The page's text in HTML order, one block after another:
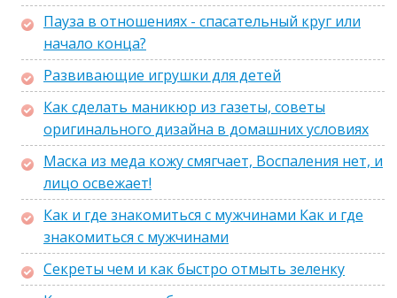
Пауза в отношениях - спасательный круг или
начало конца?
Развивающие игрушки для детей
Как сделать маникюр из газеты, советы
оригинального дизайна в домашних условиях
Маска из меда кожу смягчает, Воспаления нет, и
лицо освежает!
Как и где знакомиться с мужчинами Как и где
знакомиться с мужчинами
Секреты чем и как быстро отмыть зеленку